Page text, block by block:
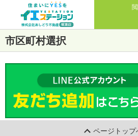
市区町村選択
ページトップ